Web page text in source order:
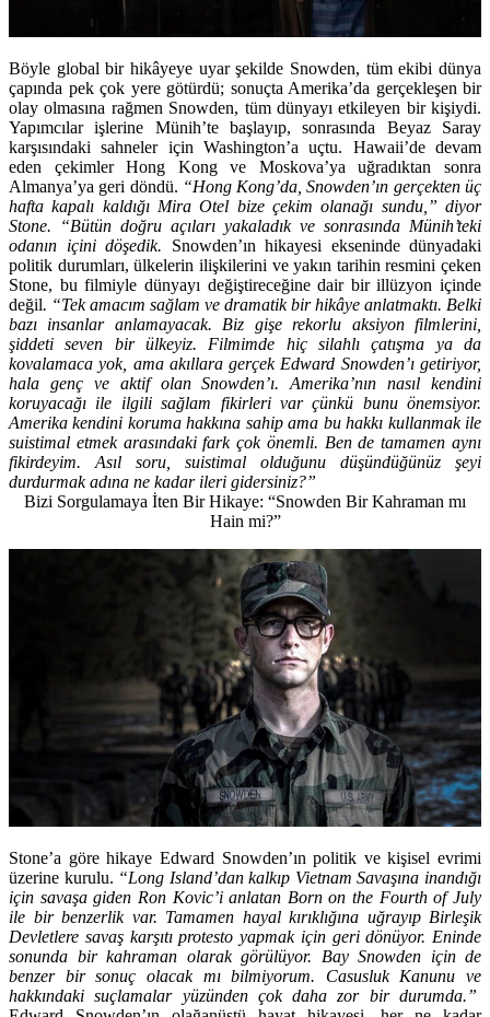
Böyle global bir hikâyeye uyar şekilde Snowden, tüm ekibi dünya
çapında pek çok yere götürdü; sonuçta Amerika’da gerçekleşen bir
olay olmasına rağmen Snowden, tüm dünyayı etkileyen bir kişiydi.
Yapımcılar işlerine Münih’te başlayıp, sonrasında Beyaz Saray
karşısındaki sahneler için Washington’a uçtu. Hawaii’de devam
eden çekimler Hong Kong ve Moskova’ya uğradıktan sonra
Almanya’ya geri döndü. “Hong Kong’da, Snowden’ın gerçekten üç
hafta kapalı kaldığı Mira Otel bize çekim olanağı sundu,” diyor
Stone. “Bütün doğru açıları yakaladık ve sonrasında Münih’teki
odanın içini döşedik. Snowden’ın hikayesi ekseninde dünyadaki
politik durumları, ülkelerin ilişkilerini ve yakın tarihin resmini çeken
Stone, bu filmiyle dünyayı değiştireceğine dair bir illüzyon içinde
değil. “Tek amacım sağlam ve dramatik bir hikâye anlatmaktı. Belki
bazı insanlar anlamayacak. Biz gişe rekorlu aksiyon filmlerini,
şiddeti seven bir ülkeyiz. Filmimde hiç silahlı çatışma ya da
kovalamaca yok, ama akıllara gerçek Edward Snowden’ı getiriyor,
hala genç ve aktif olan Snowden’ı. Amerika’nın nasıl kendini
koruyacağı ile ilgili sağlam fikirleri var çünkü bunu önemsiyor.
Amerika kendini koruma hakkına sahip ama bu hakkı kullanmak ile
suistimal etmek arasındaki fark çok önemli. Ben de tamamen aynı
fikirdeyim. Asıl soru, suistimal olduğunu düşündüğünüz şeyi
durdurmak adına ne kadar ileri gidersiniz?”
Bizi Sorgulamaya İten Bir Hikaye: “Snowden Bir Kahraman mı
Hain mi?”
Stone’a göre hikaye Edward Snowden’ın politik ve kişisel evrimi
üzerine kurulu. “Long Island’dan kalkıp Vietnam Savaşına inandığı
için savaşa giden Ron Kovic’i anlatan Born on the Fourth of July
ile bir benzerlik var. Tamamen hayal kırıklığına uğrayıp Birleşik
Devletlere savaş karşıtı protesto yapmak için geri dönüyor. Eninde
sonunda bir kahraman olarak görülüyor. Bay Snowden için de
benzer bir sonuç olacak mı bilmiyorum. Casusluk Kanunu ve
hakkındaki suçlamalar yüzünden çok daha zor bir durumda.”